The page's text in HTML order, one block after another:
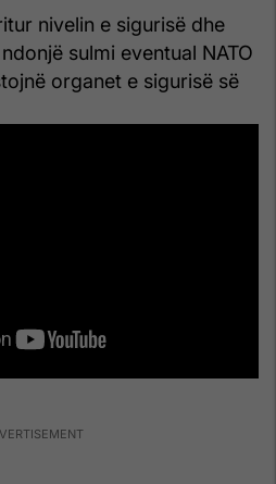
nivelin e sigurisë dhe
sulmi eventual NATO
organet e sigurisë së